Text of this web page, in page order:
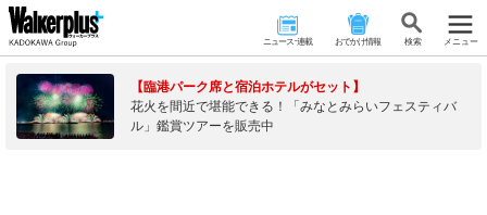
ニュース･連載 おでかけ情報 検 索 メニュー
【臨港パーク席と宿泊ホテルがセット】
花火を間近で堪能できる！「みなとみらいフェスティバ
ル」鑑賞ツアーを販売中